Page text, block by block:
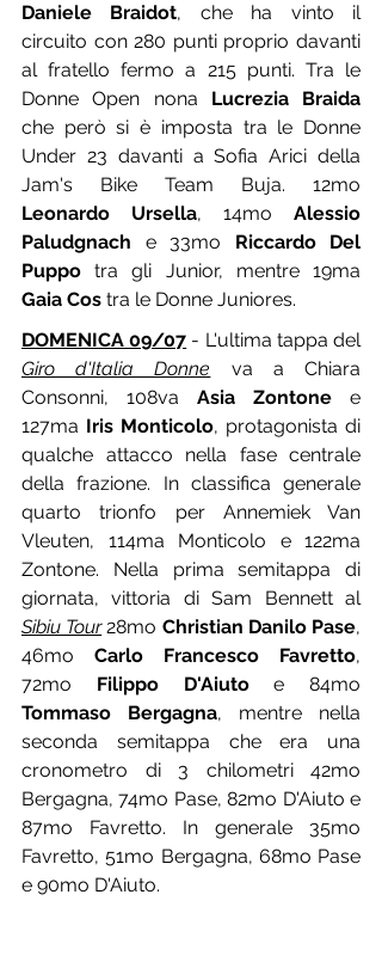
Daniele Braidot, che ha vinto il
circuito con 280 punti proprio davanti
al fratello fermo a 215 punti. Tra le
Donne Open nona Lucrezia Braida
che però si è imposta tra le Donne
Under 23 davanti a Sofia Arici della
Leonardo Ursella, 14mo Alessio
Paludgnach e 33mo Riccardo Del
Puppo
Gaia Cos tra le Donne Juniores.
DOMENICA 09/07
- L'ultima tappa del
Giro d'Italia Donne va a Chiara
Consonni, 108va Asia Zontone e
127ma Iris Monticolo, protagonista di
qualche attacco nella fase centrale
della frazione. In classifica generale
quarto trionfo per Annemiek Van
Vleuten, 114ma Monticolo e 122ma
Zontone. Nella prima semitappa di
giornata, vittoria di Sam Bennett al
Sibiu Tour 28mo Christian Danilo Pase,
46mo Carlo Francesco Favretto,
72mo Filippo D'Aiuto
Tommaso Bergagna, mentre nella
seconda semitappa che era una
cronometro di 3 chilometri 42mo
Bergagna, 74mo Pase, 82mo D'Aiuto e
87mo Favretto. In generale 35mo
Favretto, 51mo Bergagna, 68mo Pase
e 90mo D'Aiuto.